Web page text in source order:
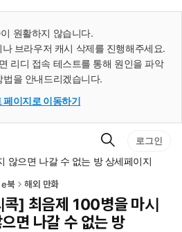
원활하지 않습니다.
브라우저 캐시 삭제를 진행해주세요.
리디 접속 테스트를 통해 원인을 파악
법을 안내드리겠습니다.
페이지로 이동하기
검
색
로그인
않으면 나갈 수 없는 방 상세페이지
e북 해외 만화
콕] 최음제 100병을 마시
면 나갈 수 없는 방